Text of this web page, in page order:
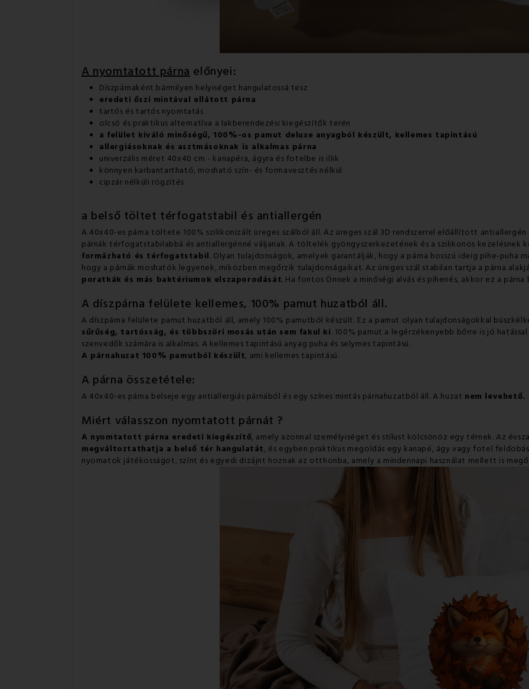
A nyomtatott párnaelőnyei:
Díszpárnaként bármilyen helyiséget hangulatossá tesz
eredeti őszi mintával ellátott párna
tartós és tartós nyomtatás
olcsó és praktikus alternatíva a lakberendezési kiegészítők terén
a felület kiváló minőségű, 100%-os pamut deluxe anyagból készült, kellemes tapintású
allergiásoknak és asztmásoknak is alkalmas párna
univerzális méret 40x40 cm - kanapéra, ágyra és fotelbe is illik
könnyen karbantartható, mosható szín- és formavesztés nélkül
cipzár nélküli rögzítés
a belső töltet térfogatstabil és antiallergén
A 40x40-es párna töltete 100% szilikonizált üreges szálból áll. Az üreges szál 3D rendszerrel előállított
párnák térfogatstabilabbá és antiallergénné váljanak. A töltelék gyöngyszerkezetének és a szilikonos kezelésnek
formázható és térfogatstabil. Olyan tulajdonságok, amelyek garantálják, hogy a párna hosszú ideig pihe-puha
hogy a párnák moshatók legyenek, miközben megőrzik tulajdonságaikat. Az üreges szál stabilan tartja a párna
poratkák és más baktériumok elszaporodását. Ha fontos Önnek a minőségi alvás és pihenés, akkor ez a
A díszpárna felülete kellemes, 100% pamut huzatból áll.
A díszpárna felülete pamut huzatból áll, amely 100% pamutból készült. Ez a pamut olyan tulajdonságokkal
sűrűség, tartósság, és többszöri mosás után sem fakul ki. 100% pamut a legérzékenyebb bőrre is jó
szenvedők számára is alkalmas. A kellemes tapintású anyag puha és selymes tapintású.
A párnahuzat 100% pamutból készült, ami kellemes tapintású.
A párna összetétele:
A 40x40-es párna belseje egy antiallergiás párnából és egy színes mintás párnahuzatból áll. A huzat nem levehető.
Miért válasszon nyomtatott párnát ?
A nyomtatott párna eredeti kiegészítő, amely azonnal személyiséget és stílust kölcsönöz egy térnek. Az
megváltoztathatja a belső tér hangulatát, és egyben praktikus megoldás egy kanapé, ágy vagy fotel
nyomatok játékosságot, színt és egyedi dizájnt hoznak az otthonba, amely a mindennapi használat mellett is